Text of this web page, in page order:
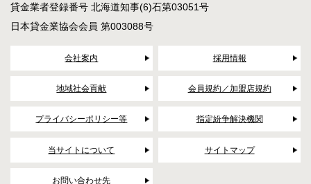
貸金業者登録番号 北海道知事(6)石第03051号
日本貸金業協会会員 第003088号
会社案内 採用情報
地域社会貢献 会員規約／加盟店規約
プライバシーポリシー等 指定紛争解決機関
当サイトについて サイトマップ
お問い合わせ先